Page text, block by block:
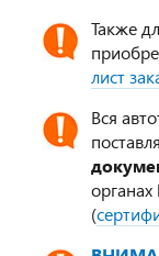
Также
лист
Вся
органах
(